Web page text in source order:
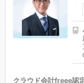
クラウド会計freee認